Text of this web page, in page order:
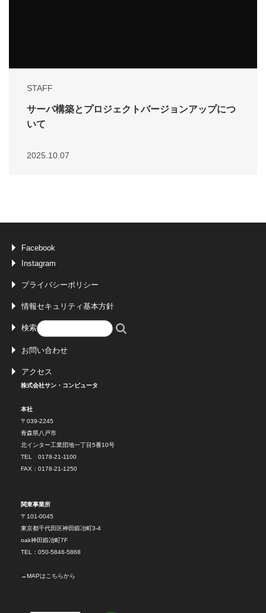
STAFF
サーバ構築とプロジェクトバージョンアップにつ
いて
2025.10.07
Facebook
Instagram
プライバシーポリシー
情報セキュリティ基本方針
検索
お問い合わせ
アクセス
株式会社サン・コンピュータ
本社
〒039-2245
青森県八戸市
北インター工業団地一丁目5番10号
TEL 0178-21-1100
FAX：0178-21-1250
関東事業所
〒101-0045
東京都千代田区神田鍛冶町3-4
oak神田鍛冶町7F
TEL：050-5846-5868
→MAPはこちらから